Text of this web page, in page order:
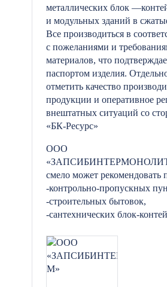
металлических блок
и модульных зданий в
Все производиться в
с пожеланиями и
материалов, что
паспортом изделия.
отметить качество
продукции и оперативное
внештатных ситуаций со
«БК-Ресурс»
ООО
смело может рекомендовать
-контрольно-пропускных
-строительных бытовок,
-сантехнических блок-